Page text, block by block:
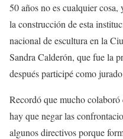
50 años no es cualquier cosa,
la construcción de esta
nacional de escultura en la
Sandra Calderón, quefue la
después participé como
Recordó que mucho
hay que negar las
algunos directivosporque